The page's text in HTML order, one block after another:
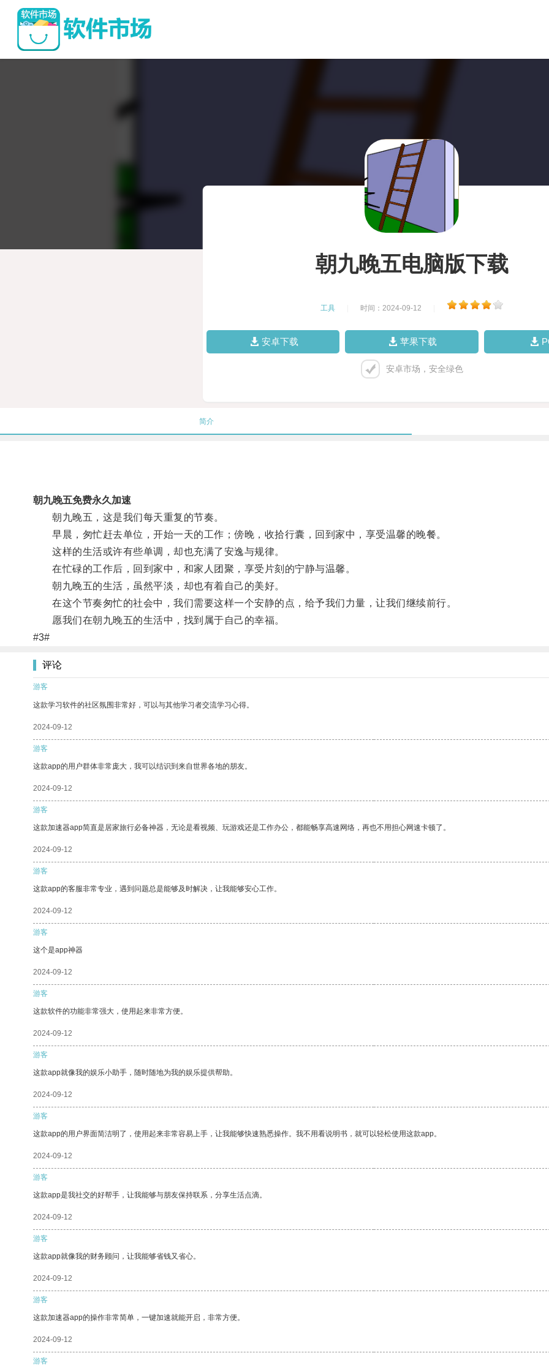
朝九晚五电脑版下载
工具 时间：2024-09-12
安卓下载 苹果下载
安卓市场，安全绿色
简介
朝九晚五免费永久加速
朝九晚五，这是我们每天重复的节奏。
早晨，匆忙赶去单位，开始一天的工作；傍晚，收拾行囊，回到家中，享受温馨的晚餐。
这样的生活或许有些单调，却也充满了安逸与规律。
在忙碌的工作后，回到家中，和家人团聚，享受片刻的宁静与温馨。
朝九晚五的生活，虽然平淡，却也有着自己的美好。
在这个节奏匆忙的社会中，我们需要这样一个安静的点，给予我们力量，让我们继续前行。
愿我们在朝九晚五的生活中，找到属于自己的幸福。
#3#
评论
游客
这款学习软件的社区氛围非常好，可以与其他学习者交流学习心得。
2024-09-12
游客
这款app的用户群体非常庞大，我可以结识到来自世界各地的朋友。
2024-09-12
游客
这款加速器app简直是居家旅行必备神器，无论是看视频、玩游戏还是工作办公，都能畅享高速网络，再也不用担心网速卡顿了。
2024-09-12
游客
这款app的客服非常专业，遇到问题总是能够及时解决，让我能够安心工作。
2024-09-12
游客
这个是app神器
2024-09-12
游客
这款软件的功能非常强大，使用起来非常方便。
2024-09-12
游客
这款app就像我的娱乐小助手，随时随地为我的娱乐提供帮助。
2024-09-12
游客
这款app的用户界面简洁明了，使用起来非常容易上手，让我能够快速熟悉操作。我不用看说明书，就可以轻松使用这款app。
2024-09-12
游客
这款app是我社交的好帮手，让我能够与朋友保持联系，分享生活点滴。
2024-09-12
游客
这款app就像我的财务顾问，让我能够省钱又省心。
2024-09-12
游客
这款加速器app的操作非常简单，一键加速就能开启，非常方便。
2024-09-12
游客